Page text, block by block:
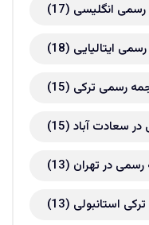
رسمی انگلیسی (17)
رسمی ایتالیایی (18)
رسمی ترکی (15)
در سعادت آباد (15)
رسمی در تهران (13)
استانبولی (13)